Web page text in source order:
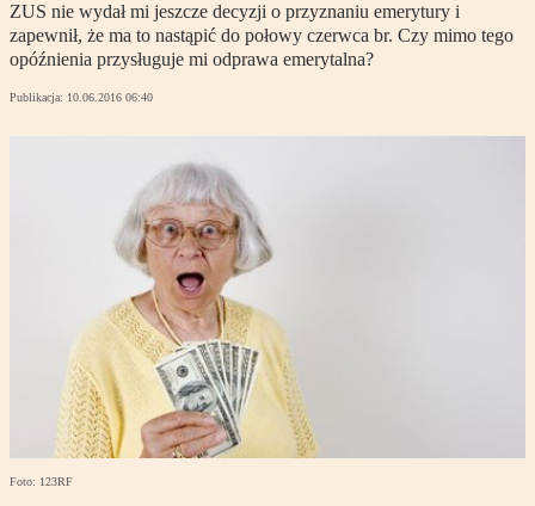
ZUS nie wydał mi jeszcze decyzji o przyznaniu emerytury i
zapewnił, że ma to nastąpić do połowy czerwca br. Czy mimo tego
opóźnienia przysługuje mi odprawa emerytalna?
Publikacja: 10.06.2016 06:40
Foto: 123RF